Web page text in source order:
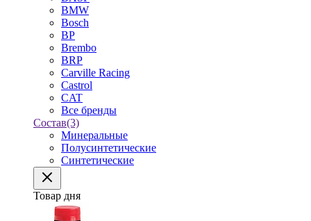
BMW
Bosch
BP
Brembo
BRP
Carville Racing
Castrol
CAT
Все бренды
Состав(3)
Минеральные
Полусинтетические
Синтетические
Товар дня